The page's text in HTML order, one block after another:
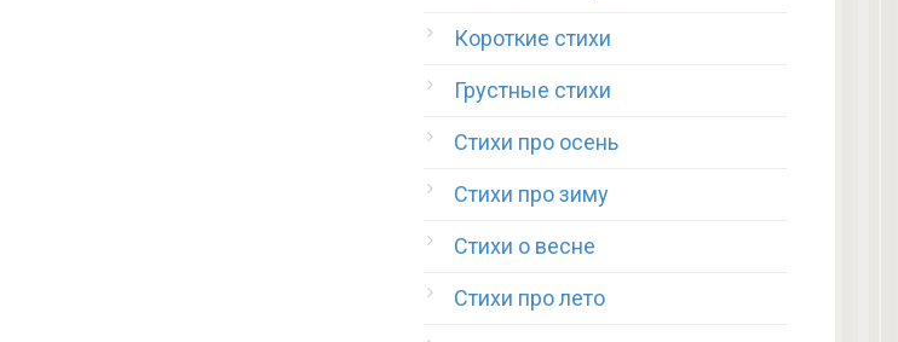
Короткие стихи
Грустные стихи
Стихи про осень
Стихи про зиму
Стихи о весне
Стихи про лето